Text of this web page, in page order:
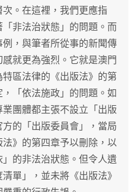
。在這裡，我們更應指
非法治狀態」的問題。而
，與筆者所從事的新聞傳
就更為強烈。它就是澳門
區法律的《出版法》的第
「依法施政」的問題。如
團體都主張不設立「出版
的「出版委員會」，當局
》的第四章予以刪除，以
的非法治狀態。但令人遺
單」，並未將《出版法》